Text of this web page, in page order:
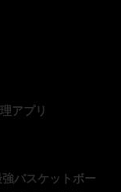
アプリ
強バスケットボー